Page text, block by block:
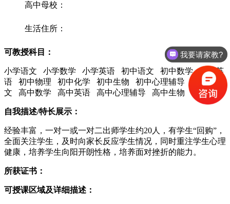
高中母校：
生活住所：
可教授科目：
小学语文 小学数学 小学英语 初中语文 初中数学 初中英
语 初中物理 初中化学 初中生物 初中心理辅导 高中语
文 高中数学 高中英语 高中心理辅导 高中生物
自我描述/特长展示：
经验丰富，一对一或一对二出师学生约20人，有学生“回购”，
全面关注学生，及时向家长反应学生情况，同时重注学生心理
健康，培养学生向阳开朗性格，培养面对挫折的能力。
所获证书：
可授课区域及详细描述：
我要请家教?